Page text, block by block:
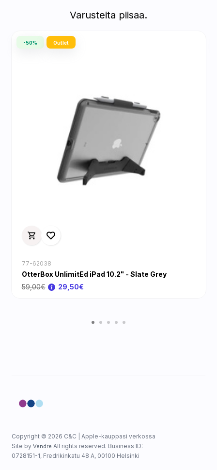
Varusteita piisaa.
-50% Outlet
77-62038
OtterBox UnlimitEd iPad 10.2" - Slate Grey
59,00€
29,50€
Copyright © 2026 C&C | Apple-kauppasi verkossa
Site by Vendre All rights reserved. Business ID:
0728151-1, Fredrikinkatu 48 A, 00100 Helsinki